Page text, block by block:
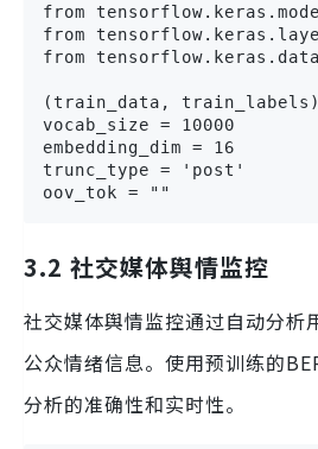
from
from
from
(train_data, train_labels),
vocab_size = 10000
embedding_dim = 16
trunc_type = 'post'
oov_tok = ""
3.2 社交媒体舆情监控
社交媒体舆情监控通过自动分析
公众情绪信息。使用预训练的
分析的准确性和实时性。